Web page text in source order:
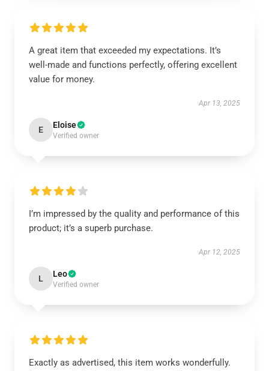
A great item that exceeded my expectations. It’s
well-made and functions perfectly, offering excellent
value for money.
Apr 13, 2025
E Eloise
Verified owner
I’m impressed by the quality and performance of this
product; it’s a superb purchase.
Apr 12, 2025
L Leo
Verified owner
Exactly as advertised, this item works wonderfully.